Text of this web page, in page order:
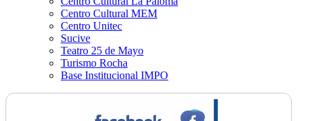
Centro Cultural MEM
Centro Unitec
Sucive
Teatro 25 de Mayo
Turismo Rocha
Base Institucional IMPO